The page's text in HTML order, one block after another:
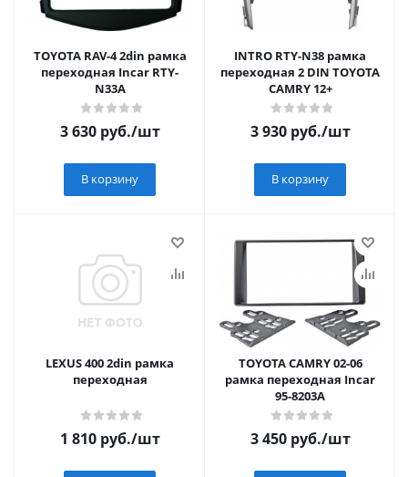
TOYOTA RAV-4 2din рамка
переходная Incar RTY-
N33A
3 630руб./шт
В корзину
INTRO RTY-N38 рамка
переходная 2 DIN TOYOTA
CAMRY 12+
3 930руб./шт
В корзину
LEXUS 400 2din рамка
переходная
1 810руб./шт
TOYOTA CAMRY 02-06
рамка переходная Incar
95-8203A
3 450руб./шт